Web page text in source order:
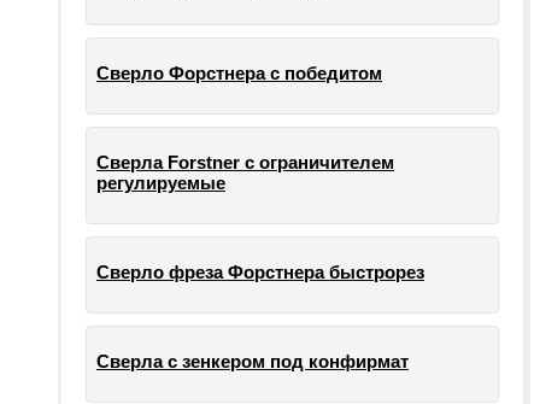
Сверло Форстнера с победитом
Сверла Forstner с ограничителем
регулируемые
Сверло фреза Форстнера быстрорез
Сверла с зенкером под конфирмат